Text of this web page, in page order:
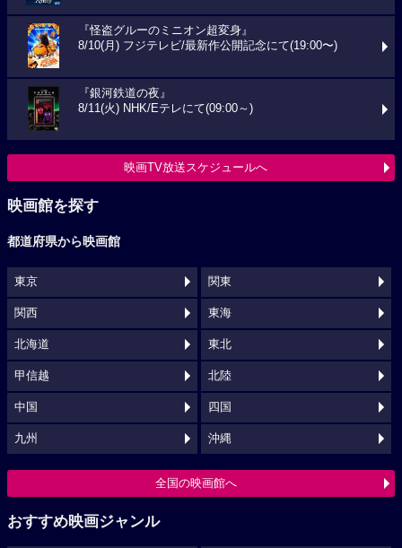
『怪盗グルーのミニオン超変身』
8/10(月) フジテレビ/最新作公開記念にて(19:00〜)
『銀河鉄道の夜』
8/11(火) NHK/Eテレにて(09:00～)
映画TV放送スケジュールへ
映画館を探す
都道府県から映画館
東京 関東
関西 東海
北海道 東北
甲信越 北陸
中国 四国
九州 沖縄
全国の映画館へ
おすすめ映画ジャンル